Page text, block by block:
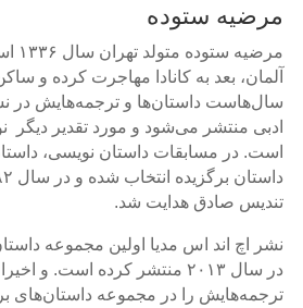
مرضیه ستوده
آلمان، بعد به کانادا مهاجرت کرده و
سال‌هاست داستان‌ها و ترجمه‌هایش در
ادبی منتشر می‌شود و مورد تقدیر دیگر
است. در مسابقات داستان نویسی،
تندیس صادق هدایت شد.
نشر اچ اند اس مدیا اولین مجموعه
در سال ۲۰۱۳ منتشر کرده است. و
ترجمه‌هایش را در مجموعه داستان‌های